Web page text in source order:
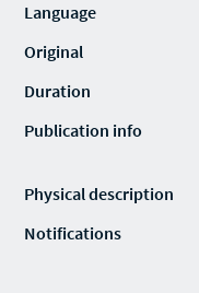
Language
Original
Duration
Publication info
Physical description
Notifications